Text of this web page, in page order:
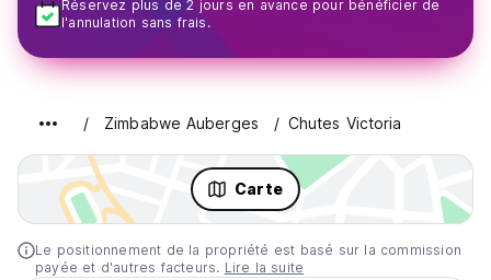
Réservez plus de 2 jours en avance pour bénéficier de
l'annulation sans frais.
Zimbabwe Auberges Chutes Victoria
Carte
Le positionnement de la propriété est basé sur la commission
payée et d'autres facteurs. Lire la suite